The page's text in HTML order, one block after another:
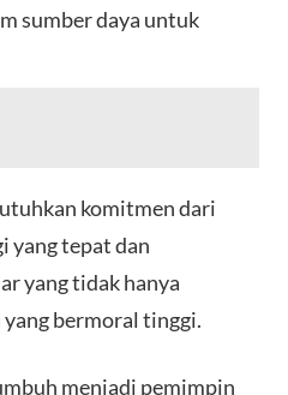
sumber daya untuk
komitmen dari
yang tepat dan
yang tidak hanya
bermoral tinggi.
menjadi pemimpin